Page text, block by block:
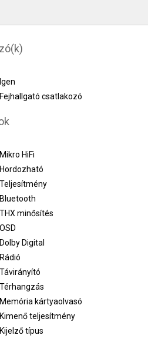
Igen
Fejhallgató csatlakozó
Mikro HiFi
Hordozható
Teljesítmény
Bluetooth
THX minősítés
OSD
Dolby Digital
Rádió
Távirányító
Térhangzás
Memória kártyaolvasó
Kimenő teljesítmény
Kijelző típus